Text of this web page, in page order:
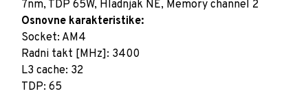
7nm, TDP 65W, Hladnjak NE, Memory channel 2
Osnovne karakteristike:
Socket: AM4
Radni takt [MHz]: 3400
L3 cache: 32
TDP: 65